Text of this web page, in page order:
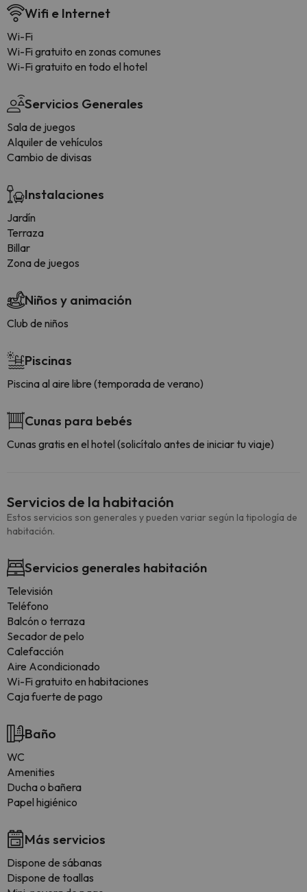
Wifi e Internet
Wi-Fi
Wi-Fi gratuito en zonas comunes
Wi-Fi gratuito en todo el hotel
Servicios Generales
Sala de juegos
Alquiler de vehículos
Cambio de divisas
Instalaciones
Jardín
Terraza
Billar
Zona de juegos
Niños y animación
Club de niños
Piscinas
Piscina al aire libre (temporada de verano)
Cunas para bebés
Cunas gratis en el hotel (solicítalo antes de iniciar tu viaje)
Servicios de la habitación
Estos servicios son generales y pueden variar según la tipología de
habitación.
Servicios generales habitación
Televisión
Teléfono
Balcón o terraza
Secador de pelo
Calefacción
Aire Acondicionado
Wi-Fi gratuito en habitaciones
Caja fuerte de pago
Baño
WC
Amenities
Ducha o bañera
Papel higiénico
Más servicios
Dispone de sábanas
Dispone de toallas